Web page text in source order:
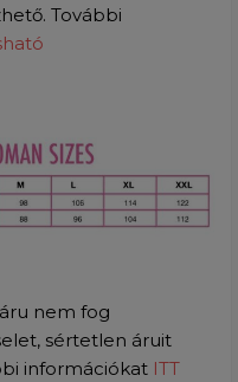
További
nem fog
sértetlen áruit
információkat ITT